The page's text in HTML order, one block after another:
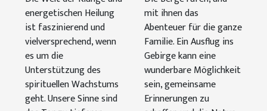
spirituelle
Wachstum
fördern
können
energetischen Heilung
ist faszinierend und
vielversprechend, wenn
es um die
Unterstützung des
spirituellen Wachstums
geht. Unsere Sinne sind
Kindern
mit ihnen das
Abenteuer für die ganze
Familie. Ein Ausflug ins
Gebirge kann eine
wunderbare Möglichkeit
sein, gemeinsame
Erinnerungen zu